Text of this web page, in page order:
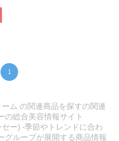
1
ム の関連商品を探すの関連
の総合美容情報サイト
ー) -季節やトレンドに合わ
グループが展開する商品情報